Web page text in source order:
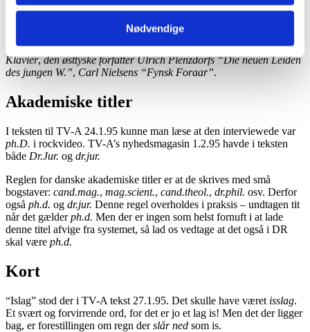
Nødvendige
navnet på et musikstykke, en bog eller lignende betragtes som en
uopdirkelig helhed. Altså ikke noget med at bøje noget som helst.
Rifjergs kroniske uskyld er jo ikke det samme som
kroniske uskyld”. Og på samme måde:Bachs Das wohltemperierte
Klavier,den østtyske forfatter Ulrich Plenzdorfs “Die neuen Leiden
des jungen W.”, Carl Nielsens “Fynsk Foraar”.
Akademiske titler
I teksten til TV-A 24.1.95 kunne man læse at den interviewede var
ph.D. i rockvideo. TV-A’s nyhedsmagasin 1.2.95 havde i teksten
både Dr.Jur. og dr.jur.
Reglen for danske akademiske titler er at de skrives med små
bogstaver: cand.mag., mag.scient., cand.theol., dr.phil. osv. Derfor
også ph.d. og dr.jur. Denne regel overholdes i praksis – undtagen tit
når det gælderph.d. Men der er ingen som helst fornuft i at lade
denne titel afvige fra systemet, så lad os vedtage at det også i DR
skal være ph.d.
Kort
“Islag” stod der i TV-A tekst 27.1.95. Det skulle have været isslag.
Et svært og forvirrende ord, for det er jo et lag is! Men det der ligger
bag, er forestillingen om regn derslår ned som is.